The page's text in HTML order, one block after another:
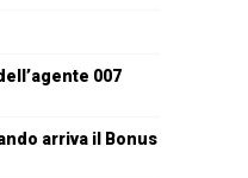
007
arriva il Bonus